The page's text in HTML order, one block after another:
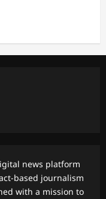
news platform
based journalism
with a mission to